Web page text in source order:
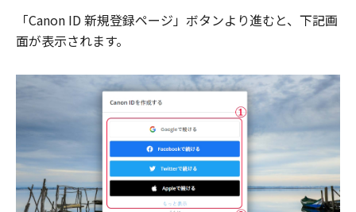
「Canon ID 新規登録ページ」ボタンより進むと、下記画
面が表示されます。